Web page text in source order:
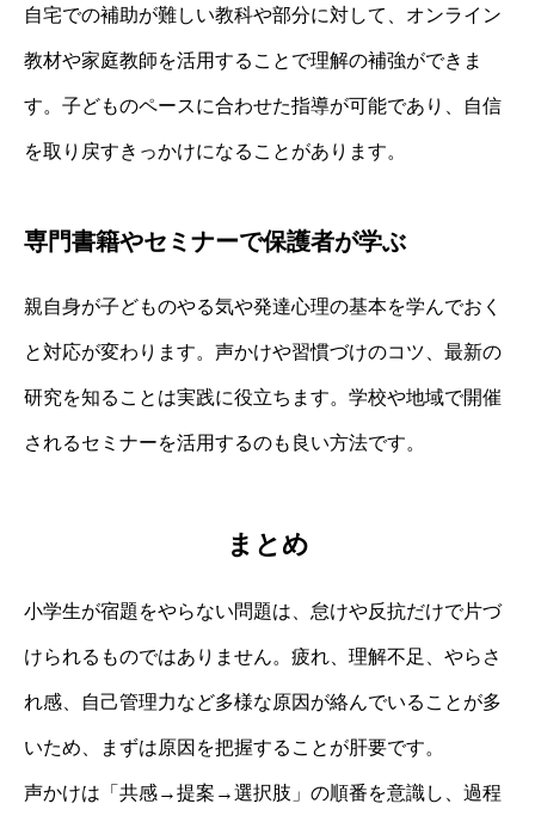
自宅での補助が難しい教科や部分に対して、オンライン
教材や家庭教師を活用することで理解の補強ができま
す。子どものペースに合わせた指導が可能であり、自信
を取り戻すきっかけになることがあります。
専門書籍やセミナーで保護者が学ぶ
親自身が子どものやる気や発達心理の基本を学んでおく
と対応が変わります。声かけや習慣づけのコツ、最新の
研究を知ることは実践に役立ちます。学校や地域で開催
されるセミナーを活用するのも良い方法です。
まとめ
小学生が宿題をやらない問題は、怠けや反抗だけで片づ
けられるものではありません。疲れ、理解不足、やらさ
れ感、自己管理力など多様な原因が絡んでいることが多
いため、まずは原因を把握することが肝要です。
声かけは「共感→提案→選択肢」の順番を意識し、過程